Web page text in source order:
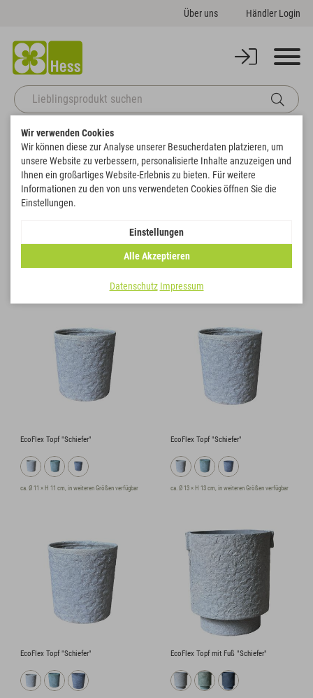
Über uns Händler Login
Startseite Vororder Frühjahr-Sommer
EcoFlex und EcoWood
EcoFlex Topf "Schiefer"
ca. Ø 11 × H 11 cm, in weiteren Größen verfügbar
EcoFlex Topf "Schiefer"
ca. Ø 13 × H 13 cm, in weiteren Größen verfügbar
EcoFlex Topf "Schiefer" EcoFlex Topf mit Fuß "Schiefer"
Wir verwenden Cookies
Wir können diese zur Analyse unserer Besucherdaten platzieren, um
unsere Website zu verbessern, personalisierte Inhalte anzuzeigen und
Ihnen ein großartiges Website-Erlebnis zu bieten. Für weitere
Informationen zu den von uns verwendeten Cookies öffnen Sie die
Einstellungen.
Einstellungen
Alle Akzeptieren
Datenschutz Impressum